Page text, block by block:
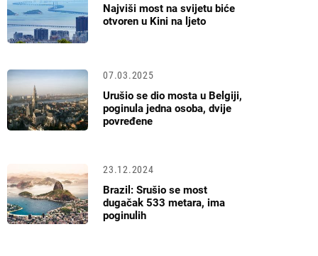
Najviši most na svijetu biće
otvoren u Kini na ljeto
07.03.2025
Urušio se dio mosta u Belgiji,
poginula jedna osoba, dvije
povređene
23.12.2024
Brazil: Srušio se most
dugačak 533 metara, ima
poginulih